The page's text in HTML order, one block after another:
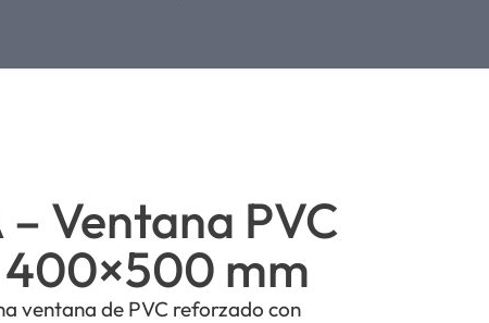
Ventana PVC
mm
ventana de PVC reforzado con